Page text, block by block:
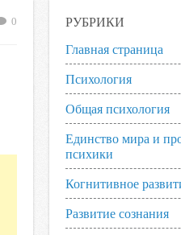
0 РУБРИКИ
Главная страница
Психология
Общая психология
Единство мира и
психики
Когнитивное
Развитие сознания